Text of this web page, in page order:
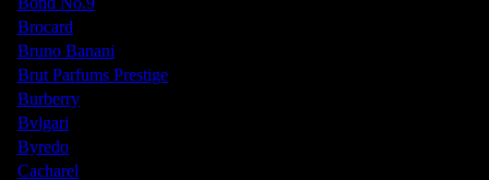
Brocard
Bruno Banani
Brut Parfums Prestige
Burberry
Bvlgari
Byredo
Cacharel